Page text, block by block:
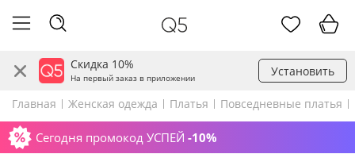
Скидка 10%
На первый заказ в приложении Установить
Главная Женская одежда Платья Повседневные платья
Сегодня промокод УСПЕЙ -10%